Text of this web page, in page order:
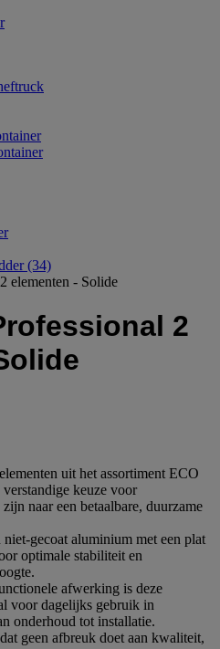
(34)
elementen - Solide
2
uit het assortiment ECO
keuze voor
naar een betaalbare, duurzame
gecoat aluminium met een plat
optimale stabiliteit en
afwerking is deze
voor dagelijks gebruik in
onderhoud tot installatie.
geen afbreuk doet aan kwaliteit,